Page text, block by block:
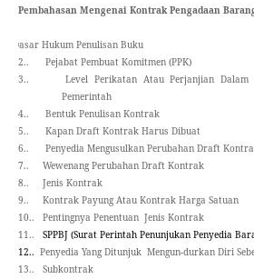
Pembahasan Mengenai Kontrak Pengadaan
Hukum Penulisan Buku
2.. Pejabat Pembuat Komitmen (PPK)
3.. Level Perikatan Atau Perjanjian Dalam
Pemerintah
4.. Bentuk Penulisan Kontrak
5.. Kapan Draft Kontrak Harus Dibuat
6..
Penyedia Mengusulkan Perubahan Draft
7..
Wewenang Perubahan Draft Kontrak
8..
Jenis Kontrak
9..
Kontrak Payung Atau Kontrak Harga Satuan
10..
Pentingnya Penentuan Jenis Kontrak
11..
SPPBJ (Surat Perintah Penunjukan Penyedia
12.. Penyedia Yang Ditunjuk Mengun-durkan Diri
13..
Subkontrak